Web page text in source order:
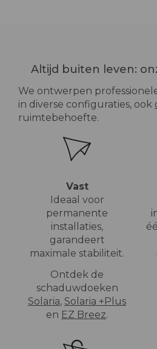
Altijd buiten leven:
We ontwerpen
in diverse configuraties, ook
ruimtebehoefte.
Vast
Ideaal voor
permanente
installaties,
garandeert
maximale stabiliteit.
Ontdek de
schaduwdoeken
Solaria, Solaria +Plus
en EZ Breez.